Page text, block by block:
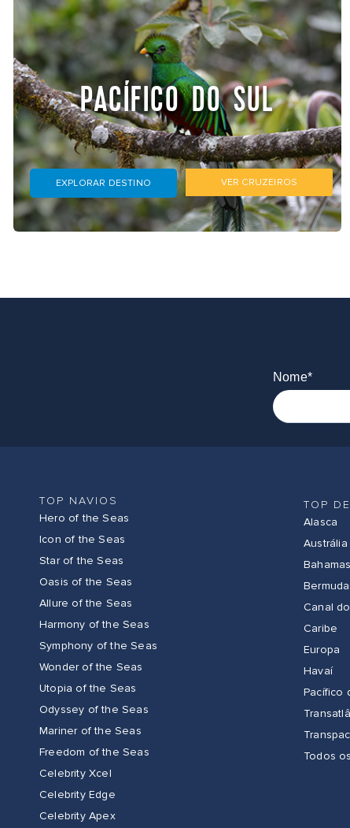
PACÍFICO DO SUL
EXPLORAR DESTINO VER CRUZEIROS
Nome*
TOP NAVIOS
Hero of the Seas
Icon of the Seas
Star of the Seas
Oasis of the Seas
Allure of the Seas
Harmony of the Seas
Symphony of the Seas
Wonder of the Seas
Utopia of the Seas
Odyssey of the Seas
Mariner of the Seas
Freedom of the Seas
Celebrity Xcel
Celebrity Edge
Celebrity Apex
TOP
Alasca
Bahamas
Canal
Caribe
Europa
Havaí
Pacífico
Todos